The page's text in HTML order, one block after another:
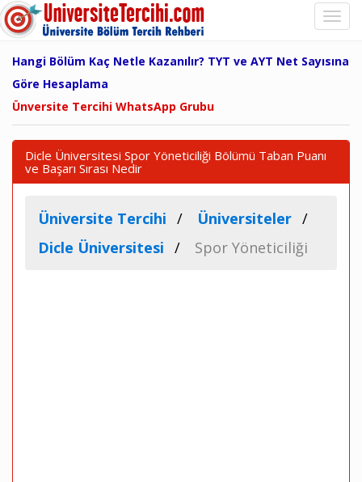
Hangi Bölüm Kaç Netle Kazanılır? TYT ve AYT Net Sayısına
Göre Hesaplama
Ünversite Tercihi WhatsApp Grubu
Dicle Üniversitesi Spor Yöneticiliği Bölümü Taban Puanı
ve Başarı Sırası Nedir
Üniversite Tercihi
Üniversiteler
Dicle Üniversitesi
Spor Yöneticiliği